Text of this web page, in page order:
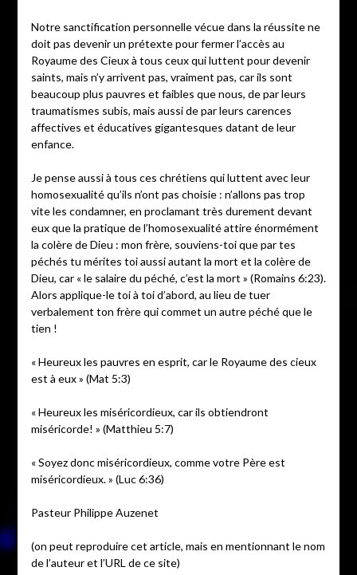
Notre sanctification personnelle vécue dans la réussite ne
doit pas devenir un prétexte pour fermer l’accès au
Royaume des Cieux à tous ceux qui luttent pour devenir
saints, mais n’y arrivent pas, vraiment pas, car ils sont
beaucoup plus pauvres et faibles que nous, de par leurs
traumatismes subis, mais aussi de par leurs carences
affectives et éducatives gigantesques datant de leur
enfance.
Je pense aussi à tous ces chrétiens qui luttent avec leur
homosexualité qu’ils n’ont pas choisie : n’allons pas trop
vite les condamner, en proclamant très durement devant
eux que la pratique de l’homosexualité attire énormément
la colère de Dieu : mon frère, souviens-toi que par tes
péchés tu mérites toi aussi autant la mort et la colère de
Dieu, car « le salaire du péché, c’est la mort » (Romains 6:23).
Alors applique-le toi à toi d’abord, au lieu de tuer
verbalement ton frère qui commet un autre péché que le
tien !
« Heureux les pauvres en esprit, car le Royaume des cieux
est à eux » (Mat 5:3)
« Heureux les miséricordieux, car ils obtiendront
miséricorde! » (Matthieu 5:7)
« Soyez donc miséricordieux, comme votre Père est
miséricordieux. » (Luc 6:36)
Pasteur Philippe Auzenet
(on peut reproduire cet article, mais en mentionnant le nom
de l’auteur et l’URL de ce site)